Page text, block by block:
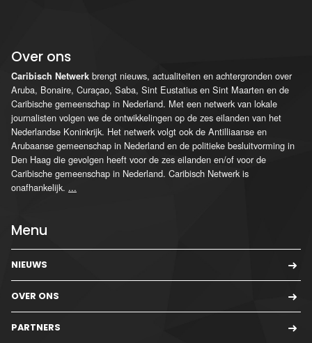
Over ons
Caribisch Netwerk brengt nieuws, actualiteiten en achtergronden over
Aruba, Bonaire, Curaçao, Saba, Sint Eustatius en Sint Maarten en de
Caribische gemeenschap in Nederland. Met een netwerk van lokale
journalisten volgen we de ontwikkelingen op de zes eilanden van het
Nederlandse Koninkrijk. Het netwerk volgt ook de Antilliaanse en
Arubaanse gemeenschap in Nederland en de politieke besluitvorming in
Den Haag die gevolgen heeft voor de zes eilanden en/of voor de
Caribische gemeenschap in Nederland. Caribisch Netwerk is
onafhankelijk. ...
Menu
NIEUWS
OVER ONS
PARTNERS